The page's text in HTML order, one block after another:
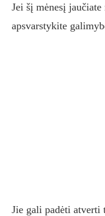
Jei šį mėnesį
apsvarstykite
Jie gali padėti atverti